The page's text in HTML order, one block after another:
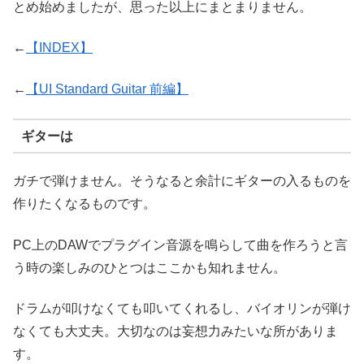
とめ始めましたが、思った以上にまとまりません。
← 【INDEX】
← 【UI Standard Guitar 前編】
ギターは
ガチで弾けません。そうなると余計にギターの入るものを
作りたくなるものです。
PC上のDAWでプラグイン音源を鳴らして曲を作ろうと言
う時の楽しみのひとつはここかも知れません。
ドラムが叩けなくても叩いてくれるし、バイオリンが弾け
なくても大丈夫。大切なのは妄想力みたいな所がありま
す。